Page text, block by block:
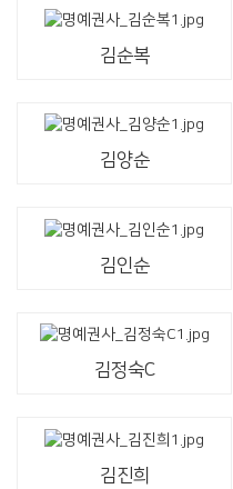
김순복
김양순
김인순
김정숙C
김진희